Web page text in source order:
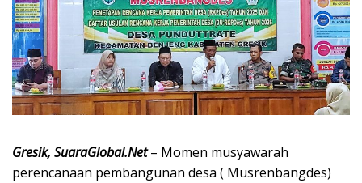
Gresik, SuaraGlobal.Net – Momen musyawarah
perencanaan pembangunan desa ( Musrenbangdes)